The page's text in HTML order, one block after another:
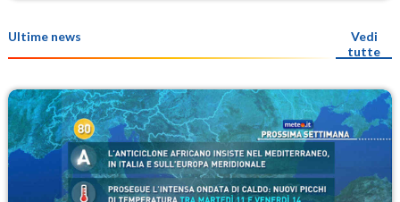
Ultime news
Vedi
tutte